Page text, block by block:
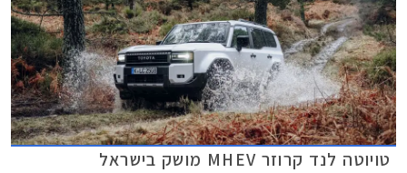
טויוטה לנד קרוזר MHEV מושק בישראל